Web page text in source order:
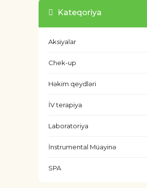
Kateqoriya
Aksiyalar
Chek-up
Həkim qeydləri
İV terapiya
Laboratoriya
İnstrumental Müayinə
SPA